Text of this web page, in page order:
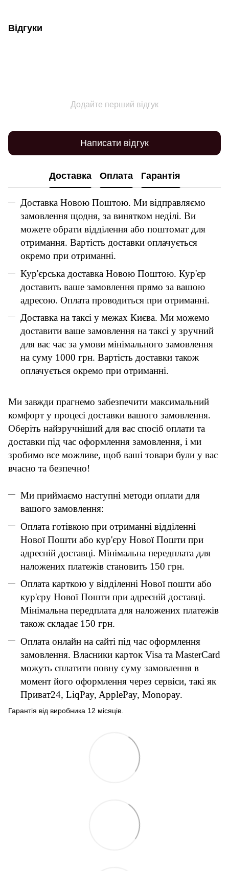
Відгуки
Додайте перший відгук
Написати відгук
Доставка Оплата Гарантія
Доставка Новою Поштою. Ми відправляємо
замовлення щодня, за винятком неділі. Ви
можете обрати відділення або поштомат для
отримання. Вартість доставки оплачується
окремо при отриманні.
Кур'єрська доставка Новою Поштою. Кур'єр
доставить ваше замовлення прямо за вашою
адресою. Оплата проводиться при отриманні.
Доставка на таксі у межах Києва. Ми можемо
доставити ваше замовлення на таксі у зручний
для вас час за умови мінімального замовлення
на суму 1000 грн. Вартість доставки також
оплачується окремо при отриманні.
Ми завжди прагнемо забезпечити максимальний
комфорт у процесі доставки вашого замовлення.
Оберіть найзручніший для вас спосіб оплати та
доставки під час оформлення замовлення, і ми
зробимо все можливе, щоб ваші товари були у вас
вчасно та безпечно!
Ми приймаємо наступні методи оплати для
вашого замовлення:
Оплата готівкою при отриманні відділенні
Нової Пошти або кур'єру Нової Пошти при
адресній доставці. Мінімальна передплата для
наложених платежів становить 150 грн.
Оплата карткою у відділенні Нової пошти або
кур'єру Нової Пошти при адресній доставці.
Мінімальна передплата для наложених платежів
також складає 150 грн.
Оплата онлайн на сайті під час оформлення
замовлення. Власники карток Visa та MasterCard
можуть сплатити повну суму замовлення в
момент його оформлення через сервіси, такі як
Приват24, LiqPay, ApplePay, Monopay.
Гарантія від виробника 12 місяців.